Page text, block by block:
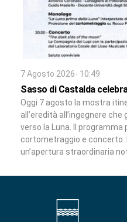
7 Agosto 2026- 10:49
Sasso di Castalda
Oggi 7 agosto la mostra
all’eredità all’ingegnere che
verso la Luna. Il
cortometraggio e concerto.
un’apertura straordinaria